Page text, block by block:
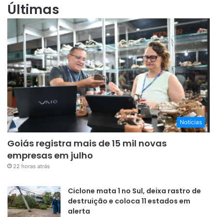
Últimas
Notícias
Goiás registra mais de 15 mil novas
empresas em julho
22 horas atrás
Ciclone mata 1 no Sul, deixa rastro de
destruição e coloca 11 estados em
alerta